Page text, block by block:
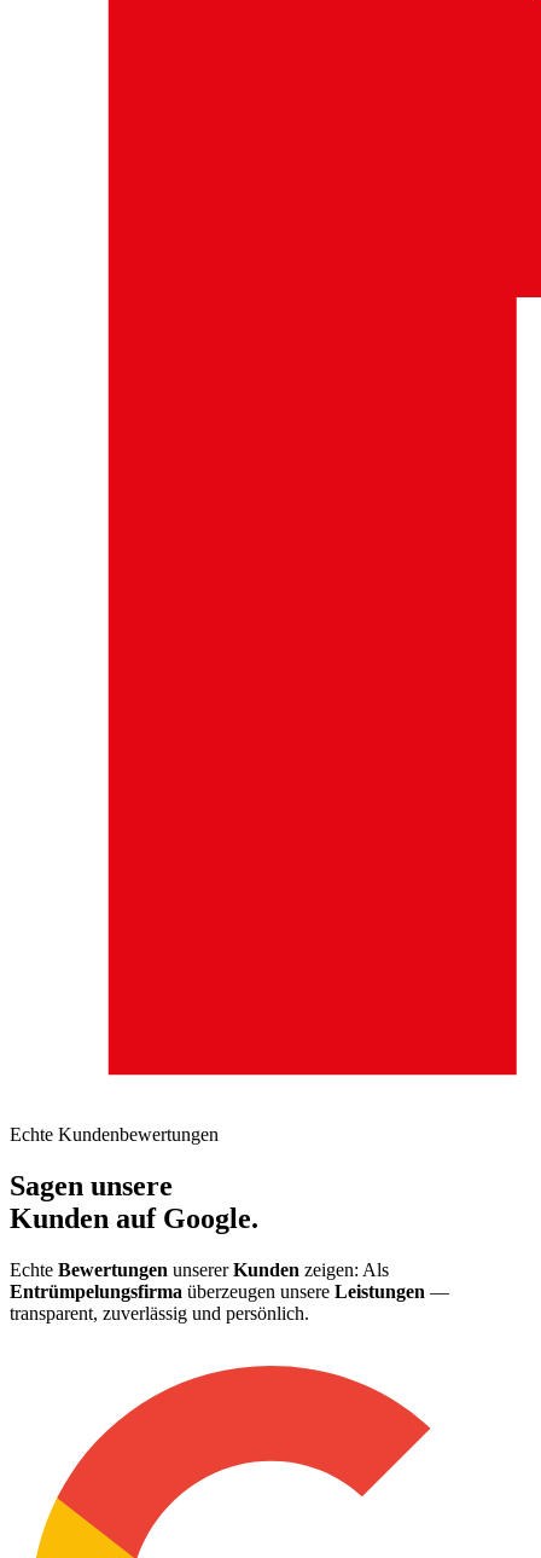
Echte Kundenbewertungen
Sagen unsere
Kunden auf Google.
Echte Bewertungen unsererKunden zeigen: Als
Entrümpelungsfirma überzeugen unsere Leistungen —
transparent, zuverlässig und persönlich.